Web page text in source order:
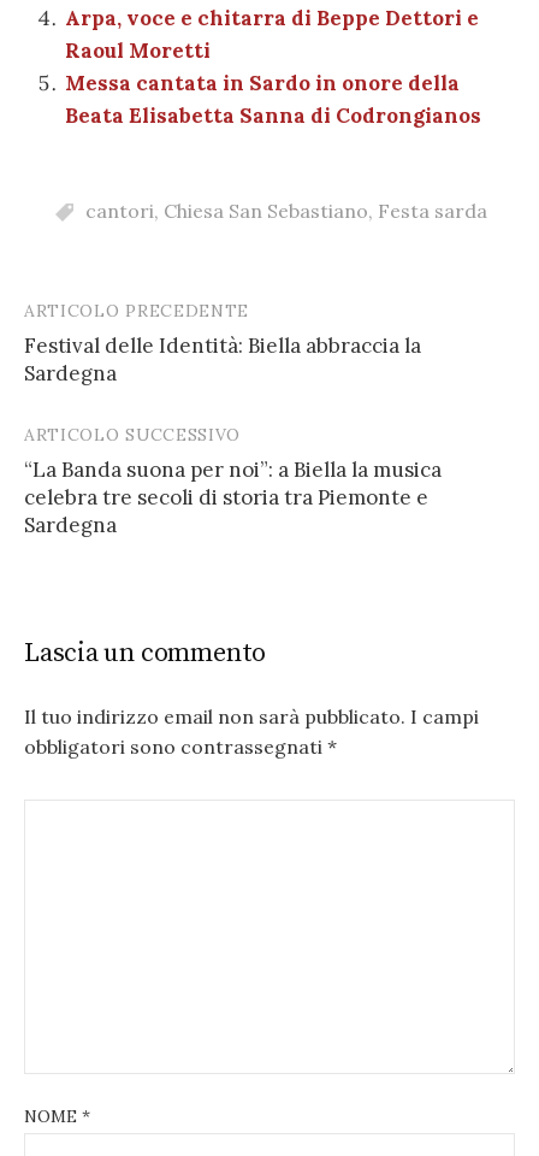
Arpa, voce e chitarra di Beppe Dettori e
Raoul Moretti
Messa cantata in Sardo in onore della
Beata Elisabetta Sanna di Codrongianos
cantori, Chiesa San Sebastiano, Festa sarda
Post
navigation
ARTICOLO PRECEDENTE
Festival delle Identità: Biella abbraccia la
Sardegna
ARTICOLO SUCCESSIVO
“La Banda suona per noi”: a Biella la musica
celebra tre secoli di storia tra Piemonte e
Sardegna
Lascia un commento
Il tuo indirizzo email non sarà pubblicato. I campi
obbligatori sono contrassegnati *
NOME *